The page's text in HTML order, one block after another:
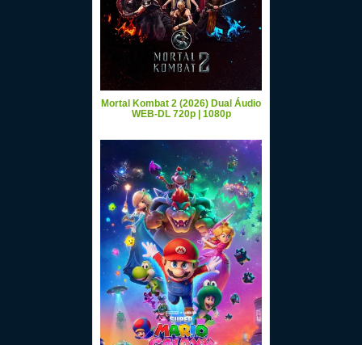
Mortal Kombat 2 (2026) Dual Áudio
WEB-DL 720p | 1080p